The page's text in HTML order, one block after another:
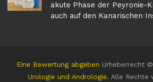
akute Phase der Peyronie-
auch auf den Kanarischen
Eine Bewertung abgeben Urheberrecht ©
Urologie und Andrologie. Alle Rechte